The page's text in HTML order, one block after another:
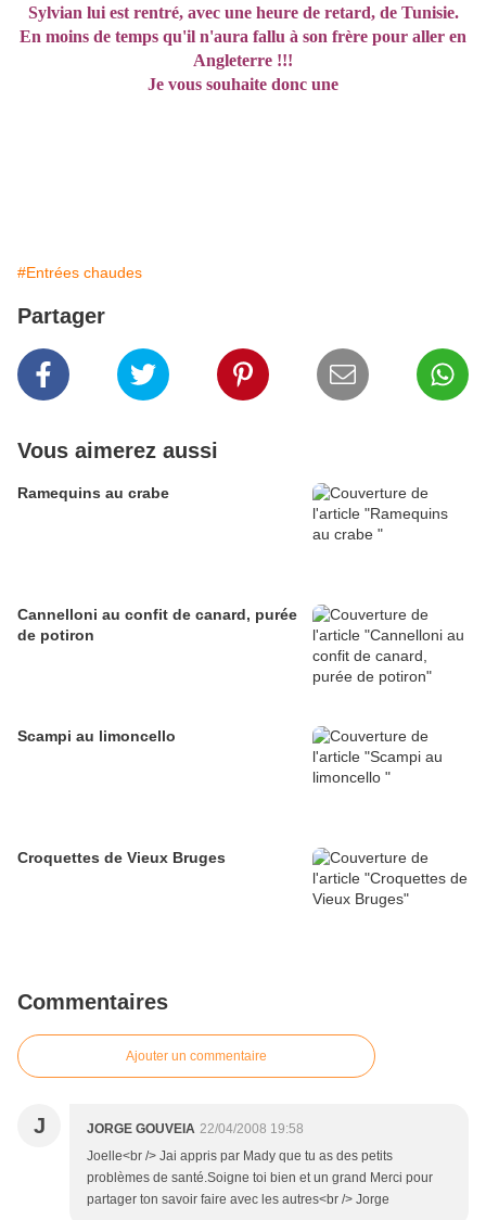
Sylvian lui est rentré, avec une heure de retard, de Tunisie.
En moins de temps qu'il n'aura fallu à son frère pour aller en
Angleterre !!!
Je vous souhaite donc une
#Entrées chaudes
Partager
Vous aimerez aussi
Ramequins au crabe
Cannelloni au confit de canard, purée
de potiron
Scampi au limoncello
Croquettes de Vieux Bruges
Commentaires
Ajouter un commentaire
J JORGE GOUVEIA 22/04/2008 19:58
Joelle<br /> Jai appris par Mady que tu as des petits
problèmes de santé.Soigne toi bien et un grand Merci pour
partager ton savoir faire avec les autres<br /> Jorge